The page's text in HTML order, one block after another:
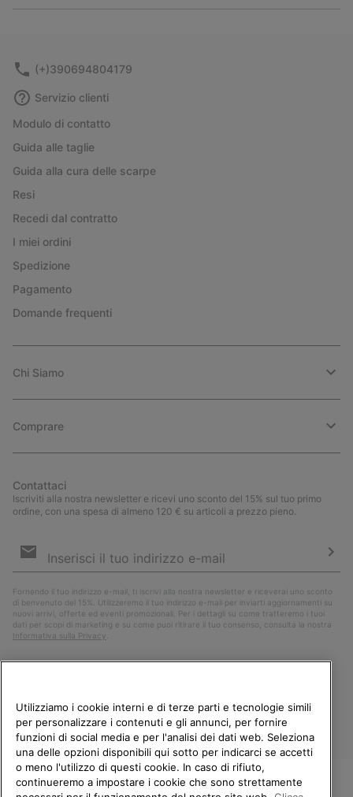
or
(+)390694804179
Servizio clienti
Modulo di contatto
Guida alle taglie
Guida alla cura delle scarpe
Resi
Recedi dal contratto
I miei ordini
Spedizione
Pagamento
Domande frequenti
Chi Siamo
Comprare
Contattaci
Iscriviti alla nostra newsletter e ricevi uno sconto del 15% sul tuo primo
ordine, con una spesa di almeno 120 € su articoli a prezzo pieno.
e-
Fornendo il tuo indirizzo e-mail, ti iscrivi alla nostra newsletter e riceverai uno sconto
di benvenuto del 15%. Utilizzeremo il tuo indirizzo e-mail per inviarti aggiornamenti su
nuovi arrivi, offerte ed eventi promozionali. Per i dettagli su come tratteremo i tuoi
dati per scopi di marketing e su come puoi ritirare il tuo consenso, consulta la nostra
Informativa sulla Privacy
Italia
Utilizziamo i cookie interni e di terze parti e tecnologie simili
per personalizzare i contenuti e gli annunci, per fornire
funzioni di social media e per l'analisi dei dati web. Seleziona
una delle opzioni disponibili qui sotto per indicarci se accetti
o meno l'utilizzo di questi cookie. In caso di rifiuto,
continueremo a impostare i cookie che sono strettamente